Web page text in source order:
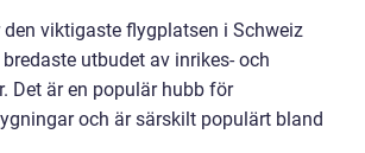
viktigaste flygplatsen i Schweiz
utbudet av inrikes- och
Det är en populär hubb för
och är särskilt populärt bland